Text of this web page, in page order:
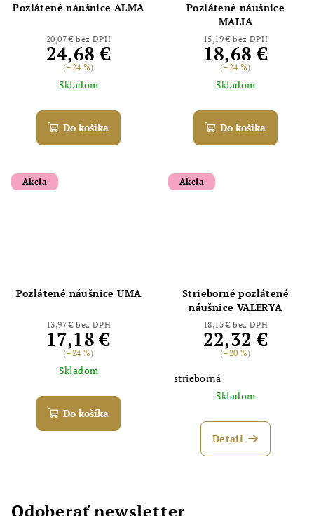
Pozlátené náušnice ALMA
20,07 € bez DPH
24,68 €
(–24 %)
Skladom
Do košíka
Pozlátené náušnice
MALIA
15,19 € bez DPH
18,68 €
(–24 %)
Skladom
Do košíka
Akcia
Pozlátené náušnice UMA
13,97 € bez DPH
17,18 €
(–24 %)
Skladom
Do košíka
Akcia
Strieborné pozlátené
náušnice VALERYA
18,15 € bez DPH
22,32 €
(–20 %)
strieborná
Skladom
Detail
Odoberať newsletter
Odoslať